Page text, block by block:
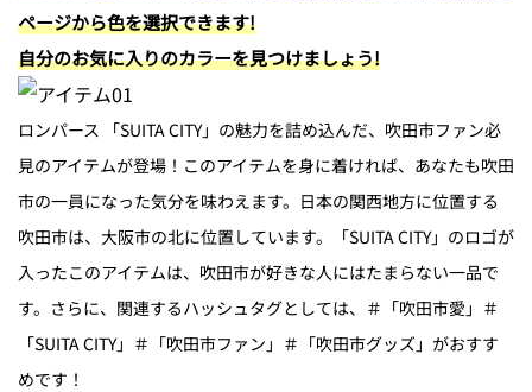
お問い合わせ
ページから色を選択できます!
自分のお気に入りのカラーを見つけましょう!
ロンパース 「SUITA CITY」の魅力を詰め込んだ、吹田市ファン必
見のアイテムが登場！このアイテムを身に着ければ、あなたも吹田
市の一員になった気分を味わえます。日本の関西地方に位置する
吹田市は、大阪市の北に位置しています。「SUITA CITY」のロゴが
入ったこのアイテムは、吹田市が好きな人にはたまらない一品で
す。さらに、関連するハッシュタグとしては、＃「吹田市愛」＃
「SUITA CITY」＃「吹田市ファン」＃「吹田市グッズ」がおすす
めです！